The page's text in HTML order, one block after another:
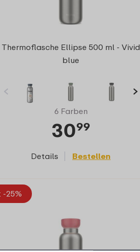
Thermoflasche Ellipse 500 ml - Vivid
blue
6 Farben
3099
Details Bestellen
25%